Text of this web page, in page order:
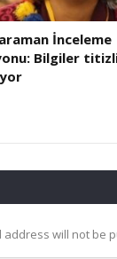
İnceleme
Bilgiler
address will not be